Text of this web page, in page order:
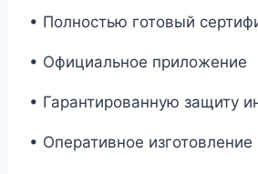
• Полностью готовый
• Официальное приложение
• Гарантированную защиту
• Оперативное изготовление